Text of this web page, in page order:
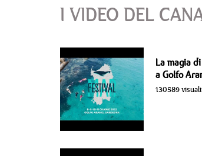
I VIDEO DEL
La magia
a Golfo
130589